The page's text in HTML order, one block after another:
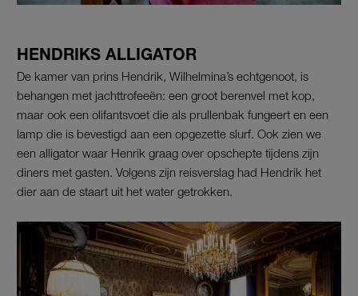
HENDRIKS ALLIGATOR
De kamer van prins Hendrik, Wilhelmina’s echtgenoot, is
behangen met jachttrofeeën: een groot berenvel met kop,
maar ook een olifantsvoet die als prullenbak fungeert en een
lamp die is bevestigd aan een opgezette slurf. Ook zien we
een alligator waar Henrik graag over opschepte tijdens zijn
diners met gasten. Volgens zijn reisverslag had Hendrik het
dier aan de staart uit het water getrokken.